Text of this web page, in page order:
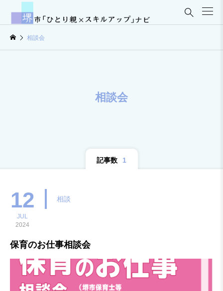

相談会
相談会
記事数 1
12
JUL
2024
相談
保育のお仕事相談会